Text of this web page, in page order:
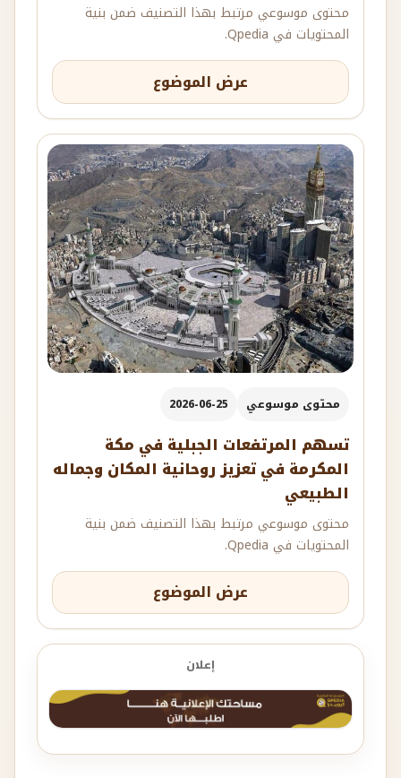
محتوى موسوعي مرتبط بهذا التصنيف ضمن بنية
المحتويات في Qpedia.
عرض الموضوع
محتوى موسوعي 2026-06-25
تسهم المرتفعات الجبلية في مكة
المكرمة في تعزيز روحانية المكان وجماله
الطبيعي
محتوى موسوعي مرتبط بهذا التصنيف ضمن بنية
المحتويات في Qpedia.
عرض الموضوع
إعلان